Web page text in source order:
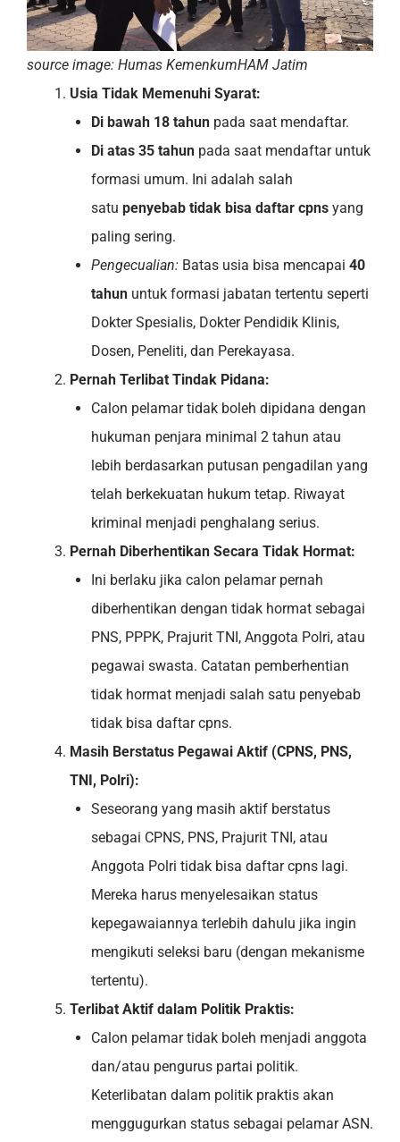
source image: Humas KemenkumHAM Jatim
Usia Tidak Memenuhi Syarat:
Di bawah 18 tahun pada saat mendaftar.
Di atas 35 tahun pada saat mendaftar untuk
formasi umum. Ini adalah salah
satu penyebab tidak bisa daftar cpns yang
paling sering.
Pengecualian: Batas usia bisa mencapai 40
tahun untuk formasi jabatan tertentu seperti
Dokter Spesialis, Dokter Pendidik Klinis,
Dosen, Peneliti, dan Perekayasa.
Pernah Terlibat Tindak Pidana:
Calon pelamar tidak boleh dipidana dengan
hukuman penjara minimal 2 tahun atau
lebih berdasarkan putusan pengadilan yang
telah berkekuatan hukum tetap. Riwayat
kriminal menjadi penghalang serius.
Pernah Diberhentikan Secara Tidak Hormat:
Ini berlaku jika calon pelamar pernah
diberhentikan dengan tidak hormat sebagai
PNS, PPPK, Prajurit TNI, Anggota Polri, atau
pegawai swasta. Catatan pemberhentian
tidak hormat menjadi salah satu penyebab
tidak bisa daftar cpns.
Masih Berstatus Pegawai Aktif (CPNS, PNS,
TNI, Polri):
Seseorang yang masih aktif berstatus
sebagai CPNS, PNS, Prajurit TNI, atau
Anggota Polri tidak bisa daftar cpns lagi.
Mereka harus menyelesaikan status
kepegawaiannya terlebih dahulu jika ingin
mengikuti seleksi baru (dengan mekanisme
tertentu).
Terlibat Aktif dalam Politik Praktis:
Calon pelamar tidak boleh menjadi anggota
dan/atau pengurus partai politik.
Keterlibatan dalam politik praktis akan
menggugurkan status sebagai pelamar ASN.